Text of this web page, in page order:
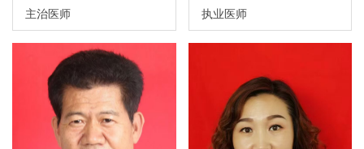
主治医师 执业医师